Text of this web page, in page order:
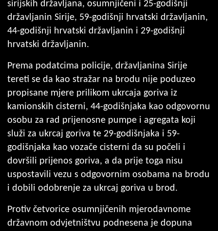
sirijskih državljana, osumnjičeni i 25-godišnji
državljanin Sirije, 59-godišnji hrvatski državljanin,
44-godišnji hrvatski državljanin i 29-godišnji
hrvatski državljanin.
Prema podatcima policije, državljanina Sirije
tereti se da kao stražar na brodu nije poduzeo
propisane mjere prilikom ukrcaja goriva iz
kamionskih cisterni, 44-godišnjaka kao odgovornu
osobu za rad prijenosne pumpe i agregata koji
služi za ukrcaj goriva te 29-godišnjaka i 59-
godišnjaka kao vozače cisterni da su počeli i
dovršili prijenos goriva, a da prije toga nisu
uspostavili vezu s odgovornim osobama na brodu
i dobili odobrenje za ukrcaj goriva u brod.
Protiv četvorice osumnjičenih mjerodavnome
državnom odvjetništvu podnesena je dopuna